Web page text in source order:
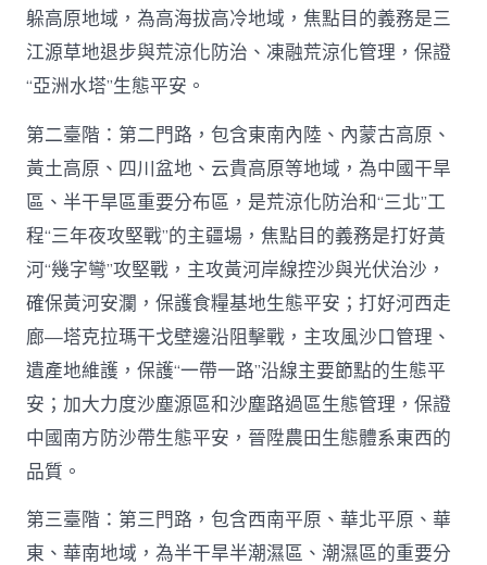
躲高原地域，為高海拔高冷地域，焦點目的義務是三
江源草地退步與荒涼化防治、凍融荒涼化管理，保證
“亞洲水塔”生態平安。
第二臺階：第二門路，包含東南內陸、內蒙古高原、
黃土高原、四川盆地、云貴高原等地域，為中國干旱
區、半干旱區重要分布區，是荒涼化防治和“三北”工
程“三年夜攻堅戰”的主疆場，焦點目的義務是打好黃
河“幾字彎”攻堅戰，主攻黃河岸線控沙與光伏治沙，
確保黃河安瀾，保護食糧基地生態平安；打好河西走
廊—塔克拉瑪干戈壁邊沿阻擊戰，主攻風沙口管理、
遺產地維護，保護“一帶一路”沿線主要節點的生態平
安；加大力度沙塵源區和沙塵路過區生態管理，保證
中國南方防沙帶生態平安，晉陞農田生態體系東西的
品質。
第三臺階：第三門路，包含西南平原、華北平原、華
東、華南地域，為半干旱半潮濕區、潮濕區的重要分